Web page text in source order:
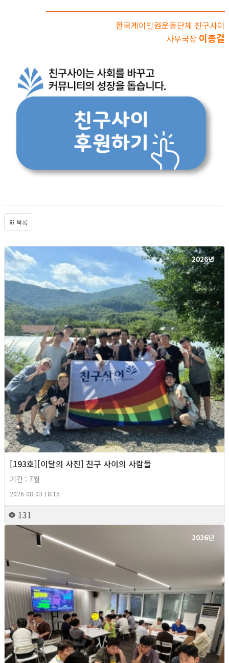
한국게이인권운동단체 친구사이
사무국장 이종걸
목록
2026년
[193호][이달의 사진] 친구 사이의 사람들
기간 : 7월
2026-08-03 18:15
131
2026년